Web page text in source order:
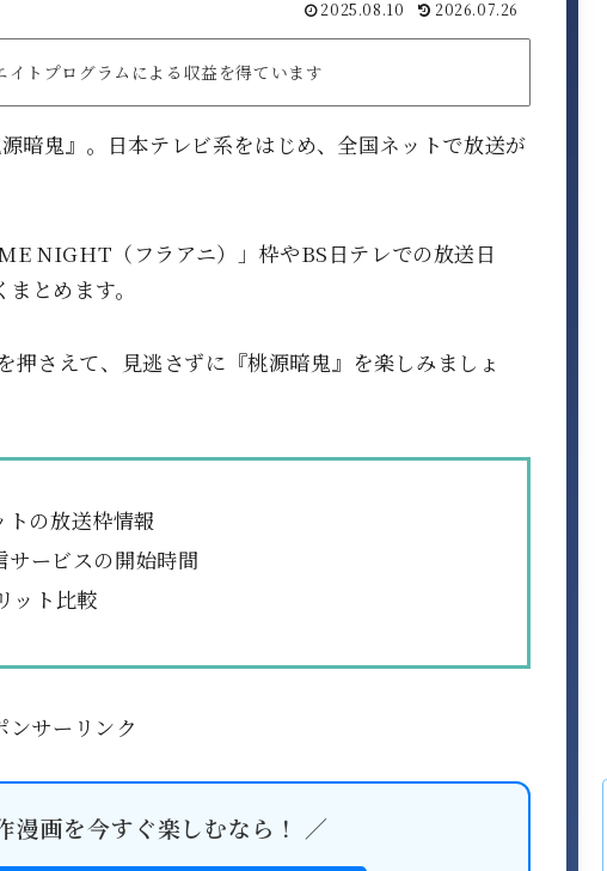
2025.08.10 2026.07.26
トプログラムによる収益を得ています
暗鬼』。日本テレビ系をはじめ、全国ネットで放送が
NIGHT（フラアニ）」枠やBS日テレでの放送日
とめます。
さえて、見逃さずに『桃源暗鬼』を楽しみましょ
トの放送枠情報
ービスの開始時間
ット比較
ンサーリンク
漫画を今すぐ楽しむなら！ ／